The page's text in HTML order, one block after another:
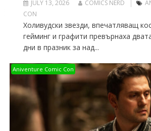
JULY 13, 2026 COMICS NERD
CON
Холивудски звезди, впечатляващ
гейминг и графити превърнаха
дни в празник за над...
Aniventure Comic Con